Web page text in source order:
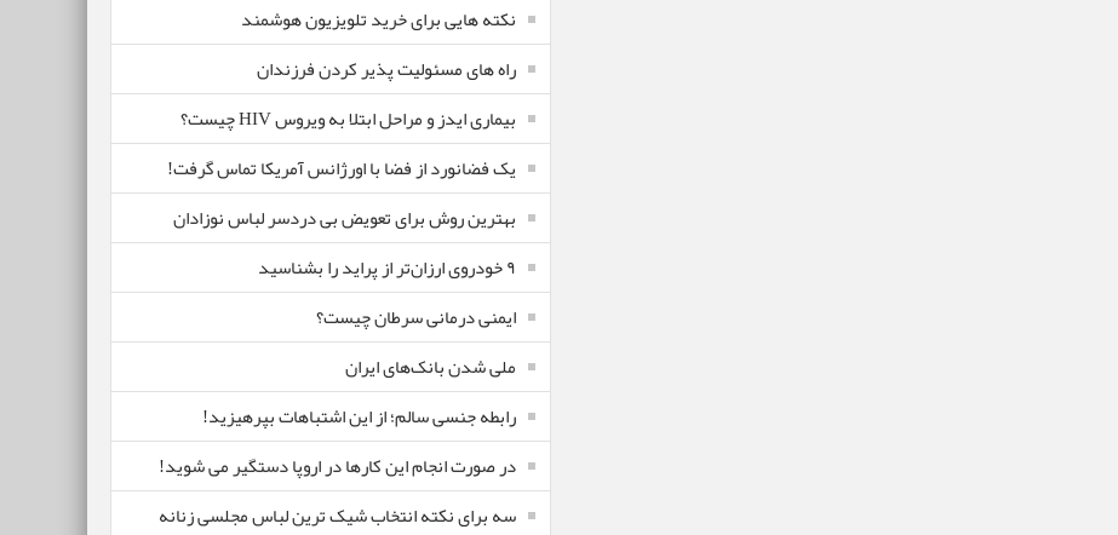
نکته هایی برای خرید تلویزیون هوشمند
راه های مسئولیت پذیر کردن فرزندان
بیماری ایدز و مراحل ابتلا به ویروس HIV چیست؟
یک فضانورد از فضا با اورژانس آمریکا تماس گرفت!
بهترین روش برای تعویض بی دردسر لباس نوزادان
٩ خودروی ارزان‌تر از پراید را بشناسید
ایمنی درمانی سرطان چیست؟
ملی شدن بانک‌های ایران
رابطه جنسی سالم؛ از این اشتباهات بپرهیزید!
در صورت انجام این کارها در اروپا دستگیر می شوید!
سه برای نکته انتخاب شیک ترین لباس مجلسی زنانه